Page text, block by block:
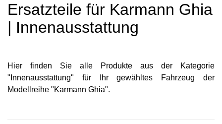
Ersatzteile für Karmann Ghia
| Innenausstattung
Hier finden Sie alle Produkte aus der Kategorie
"Innenausstattung" für Ihr gewähltes Fahrzeug der
Modellreihe "Karmann Ghia".